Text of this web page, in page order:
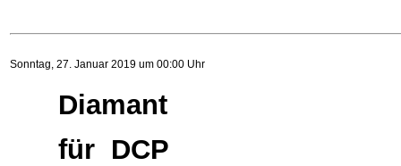
Sonntag, 27. Januar 2019 um 00:00 Uhr
Diamant
für DCP